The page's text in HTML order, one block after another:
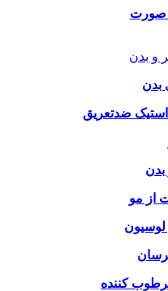
صورت
و بدن
بدن
ضدتعریق
بدن
از مو
کننده